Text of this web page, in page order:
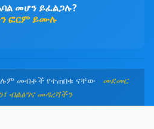
መሆን ይፈልጋሉ?
ፎርም ይሙሉ
መብቶች የተጠበቁ ናቸው መደመር
ብልፅግና መዳረሻችን